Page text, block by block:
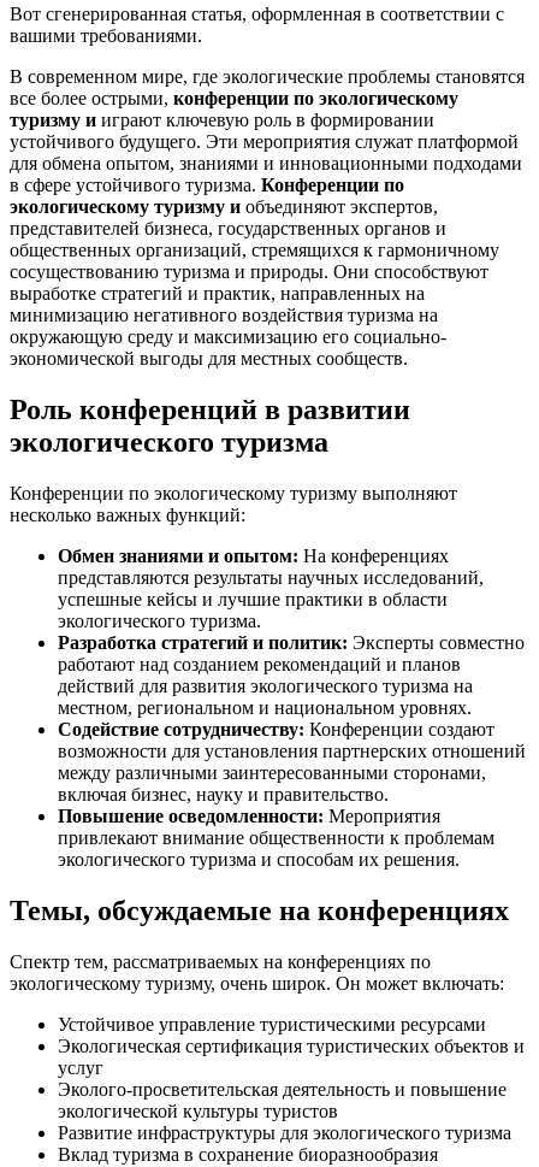
Вот сгенерированная статья, оформленная в соответствии с
вашими требованиями.
В современном мире, где экологические проблемы становятся
все более острыми, конференции по экологическому
туризму и играют ключевую роль в формировании
устойчивого будущего. Эти мероприятия служат платформой
для обмена опытом, знаниями и инновационными подходами
в сфере устойчивого туризма. Конференции по
экологическому туризму и объединяют экспертов,
представителей бизнеса, государственных органов и
общественных организаций, стремящихся к гармоничному
сосуществованию туризма и природы. Они способствуют
выработке стратегий и практик, направленных на
минимизацию негативного воздействия туризма на
окружающую среду и максимизацию его социально-
экономической выгоды для местных сообществ.
Роль конференций в развитии
экологического туризма
Конференции по экологическому туризму выполняют
несколько важных функций:
Обмен знаниями и опытом: На конференциях
представляются результаты научных исследований,
успешные кейсы и лучшие практики в области
экологического туризма.
Разработка стратегий и политик: Эксперты совместно
работают над созданием рекомендаций и планов
действий для развития экологического туризма на
местном, региональном и национальном уровнях.
Содействие сотрудничеству: Конференции создают
возможности для установления партнерских отношений
между различными заинтересованными сторонами,
включая бизнес, науку и правительство.
Повышение осведомленности: Мероприятия
привлекают внимание общественности к проблемам
экологического туризма и способам их решения.
Темы, обсуждаемые на конференциях
Спектр тем, рассматриваемых на конференциях по
экологическому туризму, очень широк. Он может включать:
Устойчивое управление туристическими ресурсами
Экологическая сертификация туристических объектов и
услуг
Эколого-просветительская деятельность и повышение
экологической культуры туристов
Развитие инфраструктуры для экологического туризма
Вклад туризма в сохранение биоразнообразия